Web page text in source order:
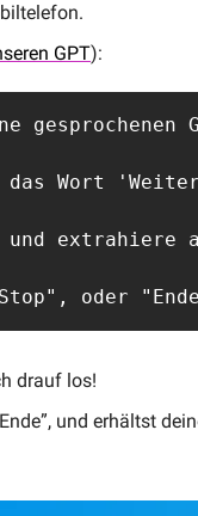
GPT):
das Wort
extrahiere
oder
drauf los!
und erhältst